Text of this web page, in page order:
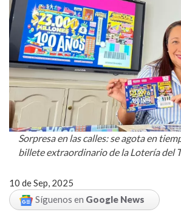
Sorpresa en las calles: se agota en
billete extraordinario de la Lotería del
10 de Sep, 2025
Síguenos en Google News